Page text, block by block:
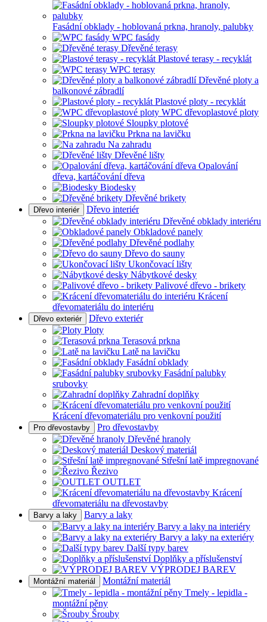
Fasádní obklady - hoblovaná prkna, hranoly, palubky
WPC fasády
Dřevěné terasy
Plastové terasy - recyklát
WPC terasy
Dřevěné ploty a
balkonové zábradlí
Plastové ploty - recyklát
WPC dřevoplastové ploty
Sloupky plotové
Prkna na lavičku
Na zahradu
Dřevěné lišty
Opalování
dřeva, kartáčování dřeva
Biodesky
Dřevěné brikety
Dřevo interiér
Dřevo interiér
Dřevěné obklady interiéru
Obkladové panely
Dřevěné podlahy
Dřevo do sauny
Ukončovací lišty
Nábytkové desky
Palivové dřevo - brikety
Krácení
dřevomateriálu do interiéru
Dřevo exteriér
Dřevo exteriér
Ploty
Terasová prkna
Latě na lavičku
Fasádní obklady
Fasádní palubky
srubovky
Zahradní doplňky
Krácení dřevomateriálu pro venkovní použití
Pro dřevostavby
Pro dřevostavby
Dřevěné hranoly
Deskový materiál
Střešní latě impregnované
Řezivo
OUTLET
Krácení
dřevomateriálu na dřevostavby
Barvy a laky
Barvy a laky
Barvy a laky na interiéry
Barvy a laky na exteriéry
Další typy barev
Doplňky a příslušenství
VÝPRODEJ BAREV
Montážní materiál
Montážní materiál
Tmely - lepidla -
montážní pěny
Šrouby